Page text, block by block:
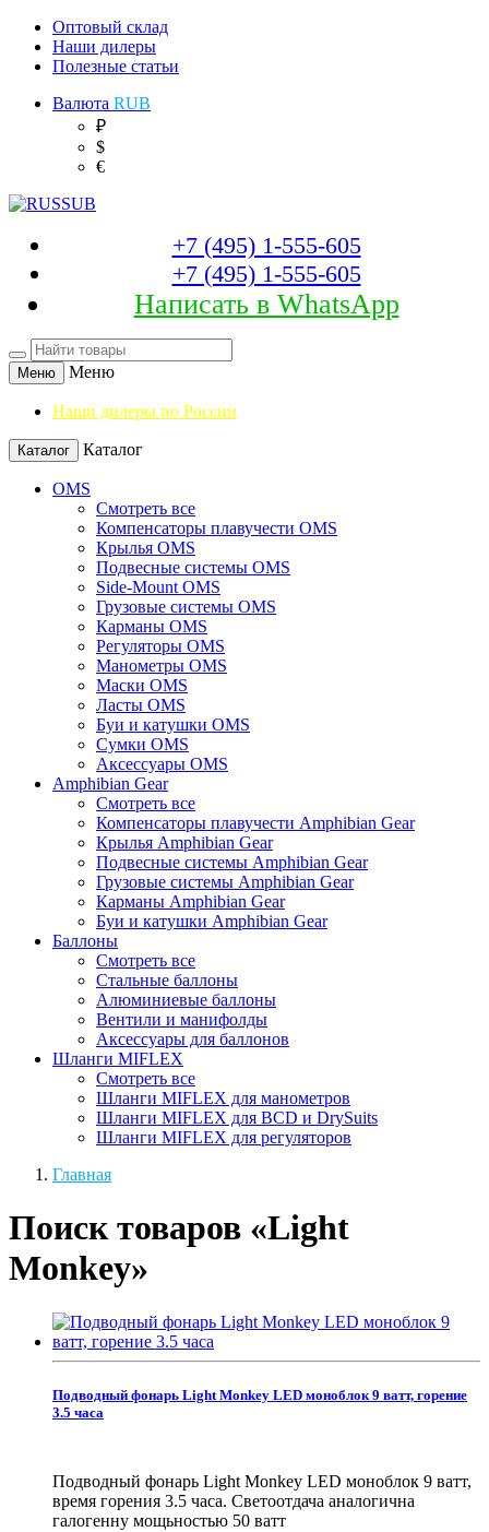
Оптовый склад
Наши дилеры
Полезные статьи
Валюта RUB
₽
$
€
+7 (495) 1-555-605
+7 (495) 1-555-605
Написать в WhatsApp
Меню Меню
Наши дилеры по России
Каталог Каталог
OMS
Смотреть все
Компенсаторы плавучести OMS
Крылья OMS
Подвесные системы OMS
Side-Mount OMS
Грузовые системы OMS
Карманы OMS
Регуляторы OMS
Манометры OMS
Маски OMS
Ласты OMS
Буи и катушки OMS
Сумки OMS
Аксессуары OMS
Amphibian Gear
Смотреть все
Компенсаторы плавучести Amphibian Gear
Крылья Amphibian Gear
Подвесные системы Amphibian Gear
Грузовые системы Amphibian Gear
Карманы Amphibian Gear
Буи и катушки Amphibian Gear
Баллоны
Смотреть все
Стальные баллоны
Алюминиевые баллоны
Вентили и манифолды
Аксессуары для баллонов
Шланги MIFLEX
Смотреть все
Шланги MIFLEX для манометров
Шланги MIFLEX для BCD и DrySuits
Шланги MIFLEX для регуляторов
Главная
Поиск товаров «Light
Monkey»
Подводный фонарь Light Monkey LED моноблок 9 ватт, горение
3.5 часа
Подводный фонарь Light Monkey LED моноблок 9 ватт,
время горения 3.5 часа. Светоотдача аналогична
галогенну мощьностью 50 ватт